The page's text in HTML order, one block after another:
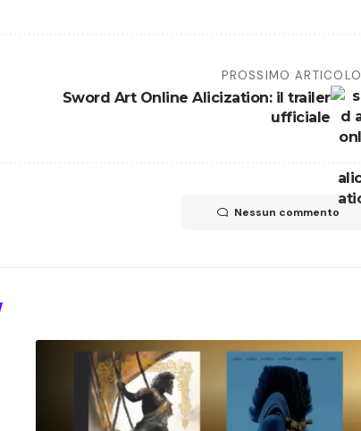
PROSSIMO ARTICOLO
Sword Art Online Alicization: il trailer
ufficiale
Nessun commento